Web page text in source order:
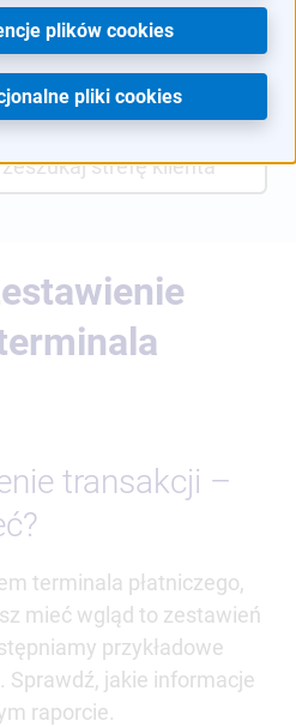
transakcji –
terminala płatniczego,
mieć wgląd to zestawień
przykładowe
Sprawdź, jakie informacje
raporcie.
pliki cookies
plików cookies